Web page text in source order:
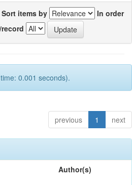
Sort items by
In order
0.001 seconds).
previous 1 next
Author(s)